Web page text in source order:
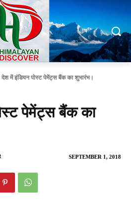
देश में इंडियन पोस्ट पेमेंट्स बैंक का शुभारंभ।
पेमेंट्स बैंक का
SEPTEMBER 1, 2018